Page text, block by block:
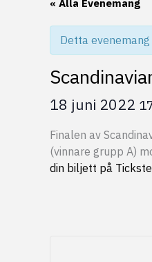
« Alla Evenemang
Detta
18 juni 2022
Finalen av
(vinnare grupp A)
din biljett på